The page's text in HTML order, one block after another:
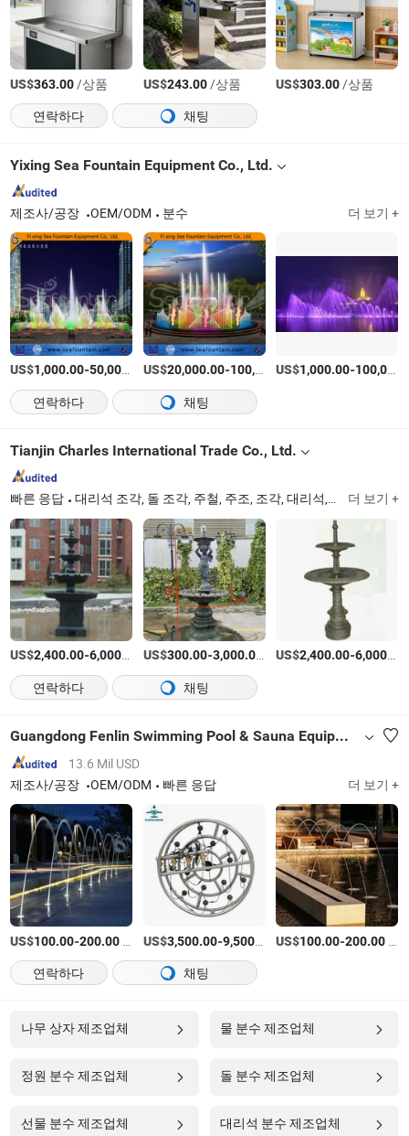
US$363.00/상품 US$243.00/상품 US$303.00/상품
연락하다
채팅
Yixing Sea Fountain Equipment Co., Ltd.
제조사/공장 OEM/ODM 분수 더 보기 +
US$1,000.00-50,000.00 /세트
US$20,000.00-100,000.00 /세트
US$1,000.00-100,000.00
연락하다 채팅
Tianjin Charles International Trade Co., Ltd.
빠른 응답 대리석 조각, 돌 조각, 주철, 주조, 조각, 대리석, 돌, 철사, 철강 더 보기 +
US$2,400.00-6,000.00 /상품
US$300.00-3,000.00 /상품
US$2,400.00-6,000.00
연락하다
채팅
Guangdong Fenlin Swimming Pool & Sauna Equipment Co., Ltd.
13.6 Mil USD
제조사/공장
OEM/ODM 빠른 응답 더 보기 +
US$100.00-200.00 US$3,500.00-9,500.00 /세트
US$100.00-200.00
연락하다
채팅
나무 상자 제조업체 물 분수 제조업체
정원 분수 제조업체 돌 분수 제조업체
선물 분수 제조업체 대리석 분수 제조업체